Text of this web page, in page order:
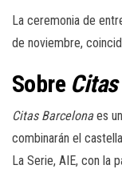
La ceremonia de
de noviembre,
Sobre
Citas Barcelonaes
combinarán el
La Serie, AIE, con la